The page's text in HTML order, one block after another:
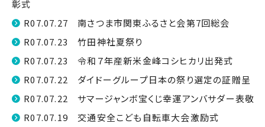
彰式
R07.07.27 南さつま市関東ふるさと会第7回総会
R07.07.23 竹田神社夏祭り
R07.07.23 令和７年産新米金峰コシヒカリ出発式
R07.07.22 ダイドーグループ日本の祭り選定の証贈呈
R07.07.22 サマージャンボ宝くじ幸運アンバサダー表敬
R07.07.19 交通安全こども自転車大会激励式